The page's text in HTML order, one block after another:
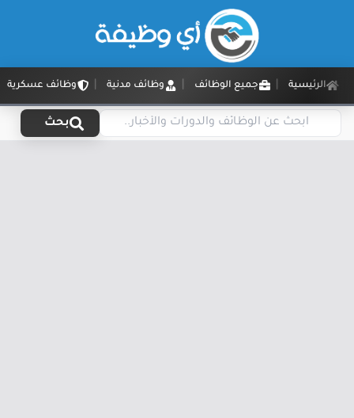
الرئيسية جميع الوظائف وظائف مدنية وظائف عسكرية
بحث